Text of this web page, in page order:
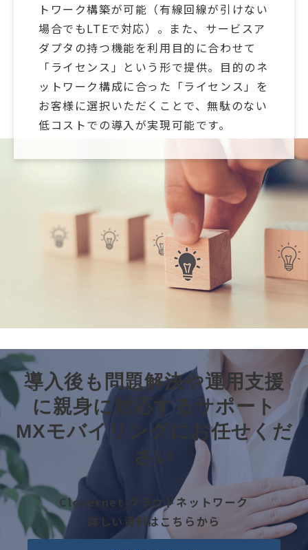
トワーク構築が可能（有線回線が引けない
場合でもLTEで対応）。また、サービスア
ダプタの持つ機能を利用目的に合わせて
「ライセンス」という形で提供。目的のネ
ットワーク構成に合った「ライセンス」を
お客様に選択いただくことで、無駄のない
低コストでの導入が実現可能です。
導入後も問題解決や運用支援
に親身に対応するサポート
MXモバイリングにお任せくだ
さい
Clovernet クラウドネットワーク
詳しい資料はこちらから